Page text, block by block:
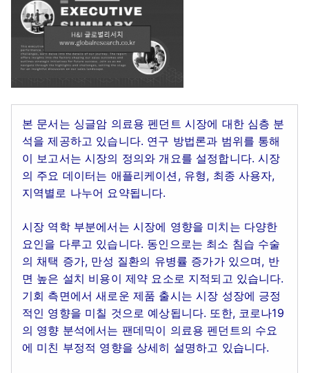
본 문서는 싱글암 의료용 펜던트 시장에 대한 심층 분
석을 제공하고 있습니다. 연구 방법론과 범위를 통해
이 보고서는 시장의 정의와 개요를 설정합니다. 시장
의 주요 데이터는 애플리케이션, 유형, 최종 사용자,
지역별로 나누어 요약됩니다.
시장 역학 부분에서는 시장에 영향을 미치는 다양한
요인을 다루고 있습니다. 동인으로는 최소 침습 수술
의 채택 증가, 만성 질환의 유병률 증가가 있으며, 반
면 높은 설치 비용이 제약 요소로 지적되고 있습니다.
기회 측면에서 새로운 제품 출시는 시장 성장에 긍정
적인 영향을 미칠 것으로 예상됩니다. 또한, 코로나19
의 영향 분석에서는 팬데믹이 의료용 펜던트의 수요
에 미친 부정적 영향을 상세히 설명하고 있습니다.